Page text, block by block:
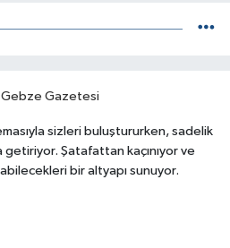
sizleri buluştururken, sadelik
Şatafattan kaçınıyor ve
bir altyapı sunuyor.